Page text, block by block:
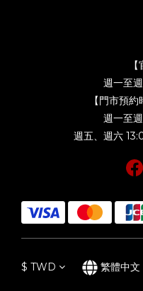
週一至
【門市預
週一至
週五、週六
$ TWD 繁體中文